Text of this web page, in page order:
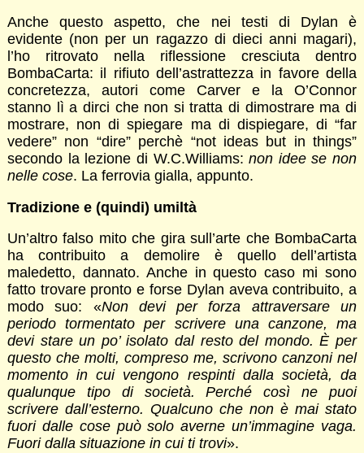
Anche questo aspetto, che nei testi di Dylan è
evidente (non per un ragazzo di dieci anni magari),
l’ho ritrovato nella riflessione cresciuta dentro
BombaCarta: il rifiuto dell’astrattezza in favore della
concretezza, autori come Carver e la O’Connor
stanno lì a dirci che non si tratta di dimostrare ma di
mostrare, non di spiegare ma di dispiegare, di “far
vedere” non “dire” perchè “not ideas but in things”
secondo la lezione di W.C.Williams:non idee se non
nelle cose. La ferrovia gialla, appunto.
Tradizione e (quindi) umiltà
Un’altro falso mito che gira sull’arte che BombaCarta
ha contribuito a demolire è quello dell’artista
maledetto, dannato. Anche in questo caso mi sono
fatto trovare pronto e forse Dylan aveva contribuito, a
modo suo: «Non devi per forza attraversare un
periodo tormentato per scrivere una canzone, ma
devi stare un po’ isolato dal resto del mondo. È per
questo che molti, compreso me, scrivono canzoni nel
momento in cui vengono respinti dalla società, da
qualunque tipo di società. Perché così ne puoi
scrivere dall’esterno. Qualcuno che non è mai stato
fuori dalle cose può solo averne un’immagine vaga.
Fuori dalla situazione in cui ti trovi».